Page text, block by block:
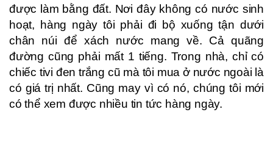
được làm bằng đất. Nơi đây không có nước sinh
hoạt, hàng ngày tôi phải đi bộ xuống tận dưới
chân núi để xách nước mang về. Cả quãng
đường cũng phải mất 1 tiếng. Trong nhà, chỉ có
chiếc tivi đen trắng cũ mà tôi mua ở nước ngoài là
có giá trị nhất. Cũng may vì có nó, chúng tôi mới
có thể xem được nhiều tin tức hàng ngày.